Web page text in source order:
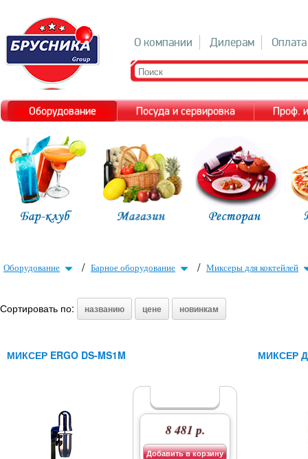
О компании Дилерам Оплата
Оборудование Посуда и сервировка Проф.
Оборудование / Барное оборудование / Миксеры для коктейлей
Сортировать по: названию цене новинкам
МИКСЕР ERGO DS-MS1M
8 481 р.
Добавить в корзину
МИКСЕР